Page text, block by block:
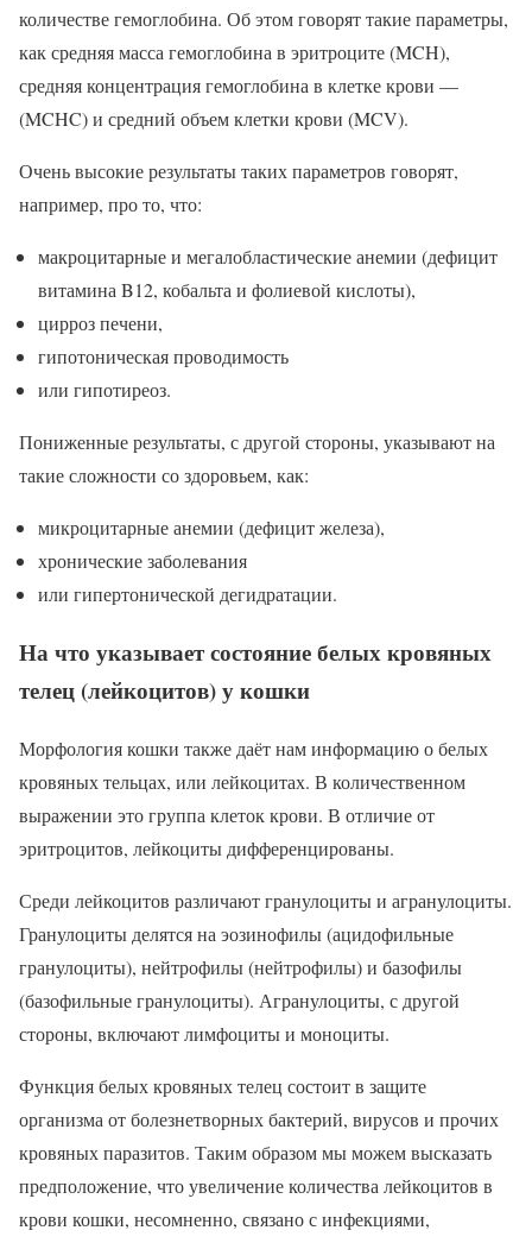
количестве гемоглобина. Об этом говорят такие параметры,
как средняя масса гемоглобина в эритроците (MCH),
средняя концентрация гемоглобина в клетке крови —
(MCHC) и средний объем клетки крови (MCV).
Очень высокие результаты таких параметров говорят,
например, про то, что:
макроцитарные и мегалобластические анемии (дефицит
витамина B12, кобальта и фолиевой кислоты),
цирроз печени,
гипотоническая проводимость
или гипотиреоз.
Пониженные результаты, с другой стороны, указывают на
такие сложности со здоровьем, как:
микроцитарные анемии (дефицит железа),
хронические заболевания
или гипертонической дегидратации.
На что указывает состояние белых кровяных
телец (лейкоцитов) у кошки
Морфология кошки также даёт нам информацию о белых
кровяных тельцах, или лейкоцитах. В количественном
выражении это группа клеток крови. В отличие от
эритроцитов, лейкоциты дифференцированы.
Среди лейкоцитов различают гранулоциты и агранулоциты.
Гранулоциты делятся на эозинофилы (ацидофильные
гранулоциты), нейтрофилы (нейтрофилы) и базофилы
(базофильные гранулоциты). Агранулоциты, с другой
стороны, включают лимфоциты и моноциты.
Функция белых кровяных телец состоит в защите
организма от болезнетворных бактерий, вирусов и прочих
кровяных паразитов. Таким образом мы можем высказать
предположение, что увеличение количества лейкоцитов в
крови кошки, несомненно, связано с инфекциями,